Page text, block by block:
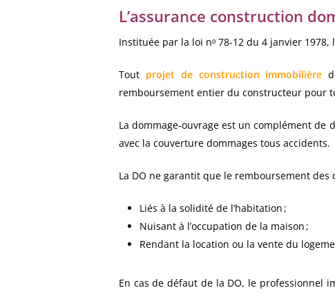
L’assurance construction
Instituée par la loi nᵒ 78-12 du 4 janvier
Tout projet de construction immobilière
remboursement entier du constructeur pour
La dommage-ouvrage est un complément
avec la couverture dommages tous accidents.
La DO ne garantit que le remboursement des
Liés à la solidité de l’habitation ;
Nuisant à l’occupation de la maison ;
Rendant la location ou la vente du
En cas de défaut de la DO, le professionnel